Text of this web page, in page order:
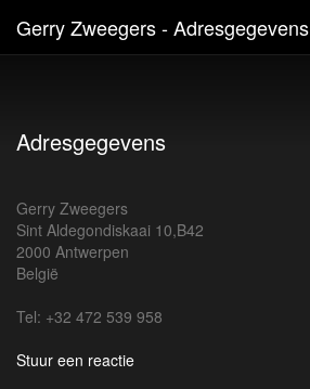
Gerry Zweegers - Adresgegevens
Adresgegevens
Gerry Zweegers
Sint Aldegondiskaai 10,B42
2000 Antwerpen
België
Tel: +32 472 539 958
Stuur een reactie